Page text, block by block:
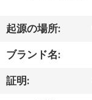
ダ
ク
ト
起源の場所:
ブランド名:
証明: